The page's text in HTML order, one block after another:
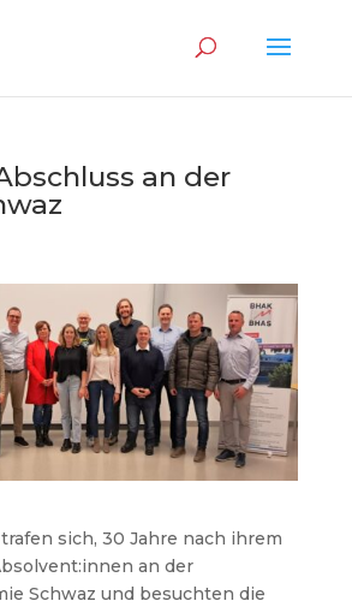
an der
sich, 30 Jahre nach ihrem
an der
Schwaz und besuchten die